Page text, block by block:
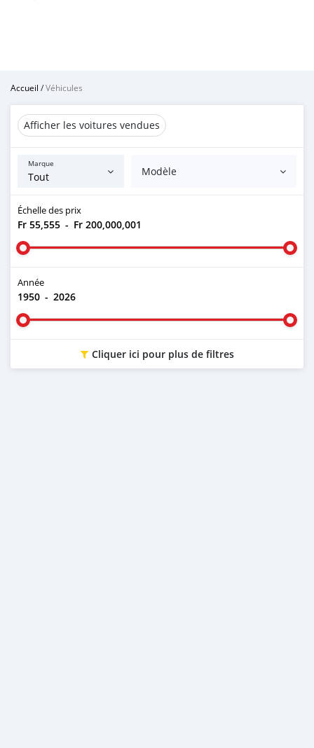
Accueil /Véhicules
Afficher les voitures vendues
Marque
Modèle
Échelle des prix
Fr 55,555 - Fr 200,000,001
Année
1950 - 2026
Cliquer ici pour plus de filtres